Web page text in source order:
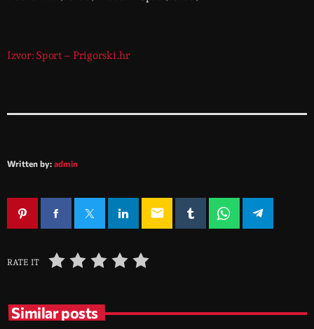
Izvor: Sport – Prigorski.hr
Written by: admin
email
RATE IT
Similar posts